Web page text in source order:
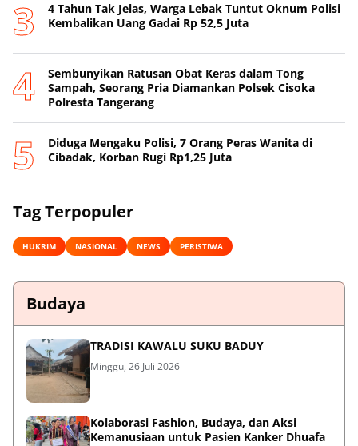
4 Tahun Tak Jelas, Warga Lebak Tuntut Oknum Polisi
Kembalikan Uang Gadai Rp 52,5 Juta
Sembunyikan Ratusan Obat Keras dalam Tong
Sampah, Seorang Pria Diamankan Polsek Cisoka
Polresta Tangerang
Diduga Mengaku Polisi, 7 Orang Peras Wanita di
Cibadak, Korban Rugi Rp1,25 Juta
Tag Terpopuler
HUKRIM NASIONAL NEWS PERISTIWA
Budaya
TRADISI KAWALU SUKU BADUY
Minggu, 26 Juli 2026
Kolaborasi Fashion, Budaya, dan Aksi
Kemanusiaan untuk Pasien Kanker Dhuafa